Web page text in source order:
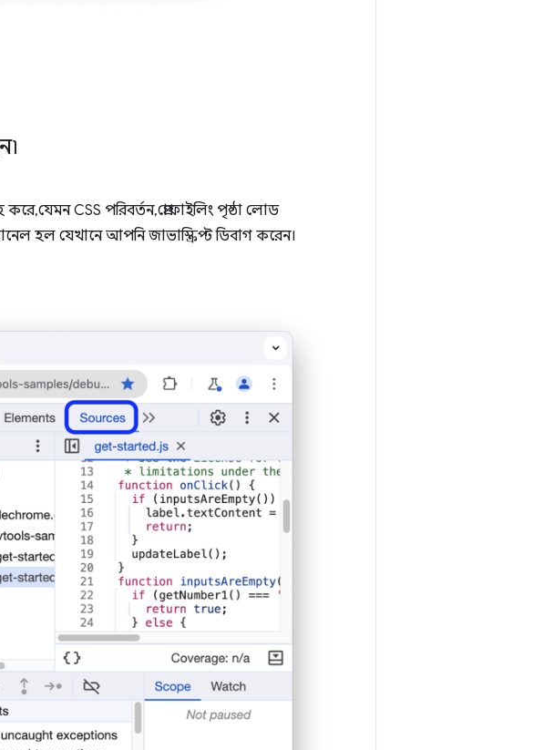
যেমন CSS পরিবর্তন, প্রোফাইলিং পৃষ্ঠা লোড
হল যেখানে আপনি জাভাস্ক্রিপ্ট ডিবাগ করেন।